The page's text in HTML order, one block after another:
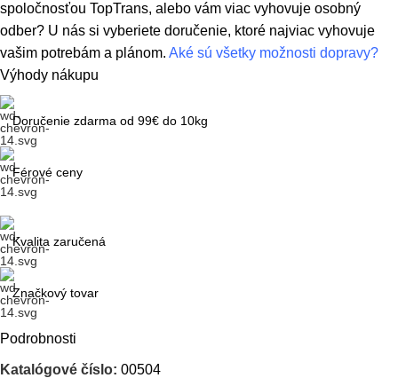
spoločnosťou TopTrans, alebo vám viac vyhovuje osobný
odber? U nás si vyberiete doručenie, ktoré najviac vyhovuje
vašim potrebám a plánom. Aké sú všetky možnosti dopravy?
Výhody nákupu
Doručenie zdarma od 99€ do 10kg
Férové ceny
Kvalita zaručená
Značkový tovar
Podrobnosti
Katalógové číslo: 00504